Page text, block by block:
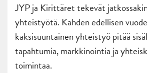
JYP ja Kirittäret tekevät
yhteistyötä. Kahden edellisen
kaksisuuntainen yhteistyö pitää
tapahtumia, markkinointia ja
toimintaa.